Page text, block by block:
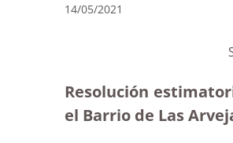
14/05/2021
Resolución
el Barrio de Las